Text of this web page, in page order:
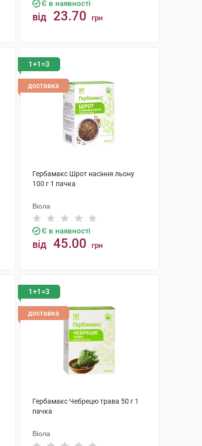
Є в наявності
від 23.70 грн
1+1=3
доставка
Гербамакс Шрот насіння льону
100 г 1 пачка
Віола
Є в наявності
від 45.00 грн
1+1=3
доставка
Гербамакс Чебрецю трава 50 г 1
пачка
Віола